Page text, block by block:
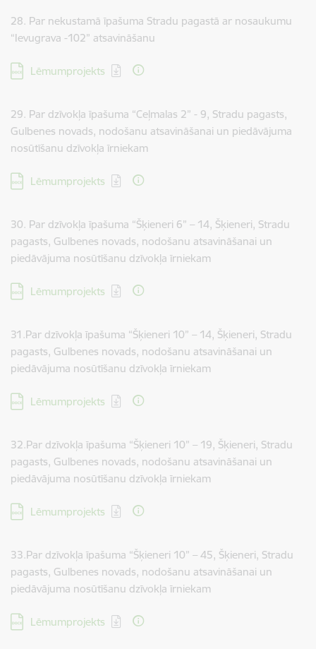
28. Par nekustamā īpašuma Stradu pagastā ar nosaukumu
“Ievugrava -102” atsavināšanu
Lejupielādēt:
Lēmumprojekts
29. Par dzīvokļa īpašuma “Ceļmalas 2” - 9, Stradu pagasts,
Gulbenes novads, nodošanu atsavināšanai un piedāvājuma
nosūtīšanu dzīvokļa īrniekam
Lejupielādēt:
Lēmumprojekts
30. Par dzīvokļa īpašuma “Šķieneri 6” – 14, Šķieneri, Stradu
pagasts, Gulbenes novads, nodošanu atsavināšanai un
piedāvājuma nosūtīšanu dzīvokļa īrniekam
Lejupielādēt:
Lēmumprojekts
31.Par dzīvokļa īpašuma “Šķieneri 10” – 14, Šķieneri, Stradu
pagasts, Gulbenes novads, nodošanu atsavināšanai un
piedāvājuma nosūtīšanu dzīvokļa īrniekam
Lejupielādēt:
Lēmumprojekts
32.Par dzīvokļa īpašuma “Šķieneri 10” – 19, Šķieneri, Stradu
pagasts, Gulbenes novads, nodošanu atsavināšanai un
piedāvājuma nosūtīšanu dzīvokļa īrniekam
Lejupielādēt:
Lēmumprojekts
33.Par dzīvokļa īpašuma “Šķieneri 10” – 45, Šķieneri, Stradu
pagasts, Gulbenes novads, nodošanu atsavināšanai un
piedāvājuma nosūtīšanu dzīvokļa īrniekam
Lejupielādēt:
Lēmumprojekts